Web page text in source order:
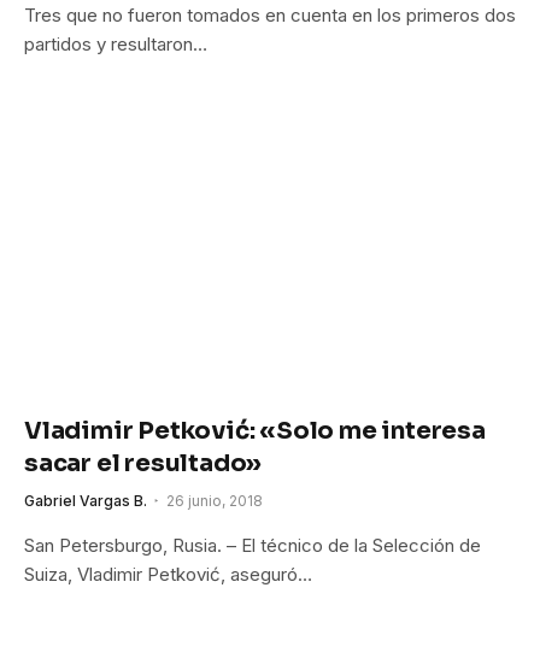
Tres que no fueron tomados en cuenta en los primeros dos
partidos y resultaron…
Vladimir Petković: «Solo me interesa
sacar el resultado»
Gabriel Vargas B. 26 junio, 2018
San Petersburgo, Rusia. – El técnico de la Selección de
Suiza, Vladimir Petković, aseguró…